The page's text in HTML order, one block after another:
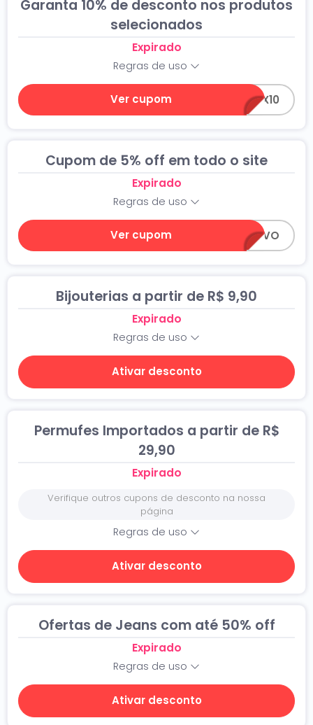
Garanta 10% de desconto nos produtos
selecionados
Expirado
Regras de uso
Ver cupom ZANOX10
Cupom de 5% off em todo o site
Expirado
Regras de uso
Ver cupom QUERODENOVO
Bijouterias a partir de R$ 9,90
Expirado
Regras de uso
Ativar desconto
Permufes Importados a partir de R$
29,90
Expirado
Verifique outros cupons de desconto na nossa
página
Regras de uso
Ativar desconto
Ofertas de Jeans com até 50% off
Expirado
Regras de uso
Ativar desconto